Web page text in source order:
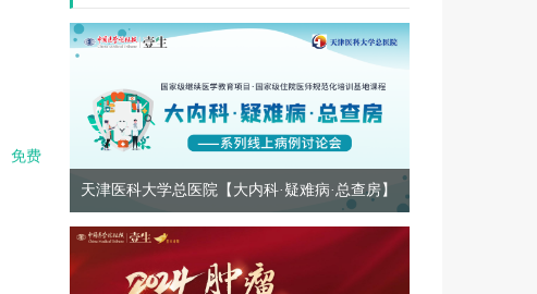
免费
领航计划--肿瘤规范诊疗能力提升项目（8.17）
8月10日
18:00
领航论道·规范致远 肿瘤诊治能力提升学术交流项目-乳腺癌 第11期
19:00
天津医科大学总医院【大内科·疑难病·总查房】